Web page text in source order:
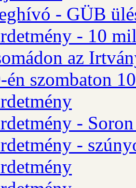
- GÜB
- 10
az
én szombaton
-
-